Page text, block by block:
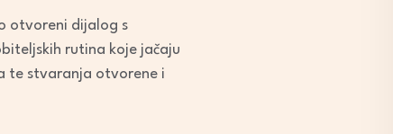
otvoreni dijalog s
rutina koje jačaju
te stvaranja otvorene i